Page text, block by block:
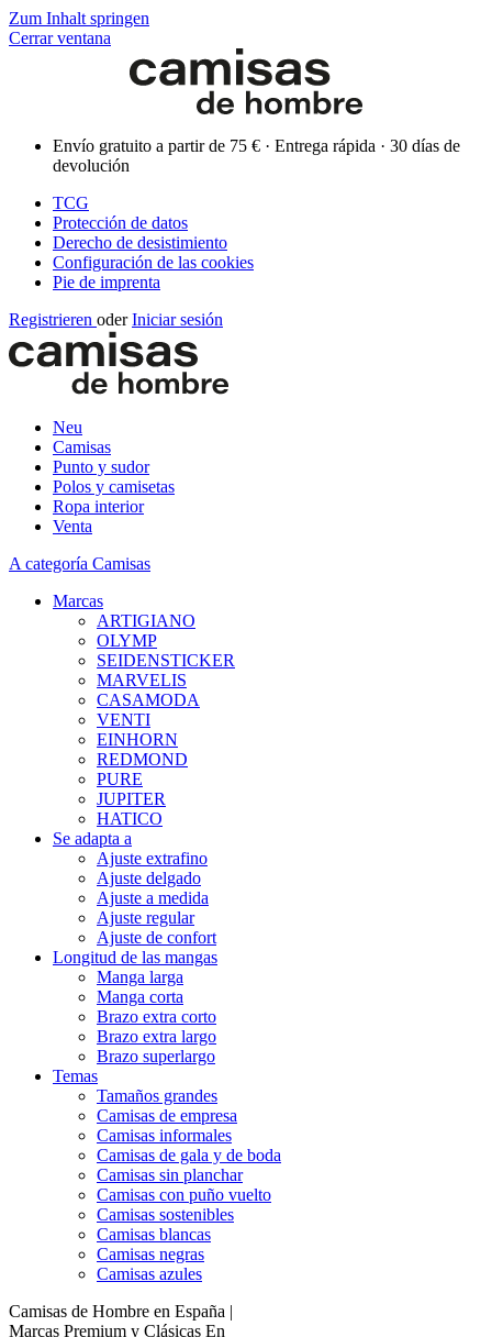
Zum Inhalt springen
Cerrar ventana
Envío gratuito a partir de 75 € · Entrega rápida · 30 días de
devolución
TCG
Protección de datos
Derecho de desistimiento
Configuración de las cookies
Pie de imprenta
Registrieren oder Iniciar sesión
Neu
Camisas
Punto y sudor
Polos y camisetas
Ropa interior
Venta
A categoría Camisas
Marcas
ARTIGIANO
OLYMP
SEIDENSTICKER
MARVELIS
CASAMODA
VENTI
EINHORN
REDMOND
PURE
JUPITER
HATICO
Se adapta a
Ajuste extrafino
Ajuste delgado
Ajuste a medida
Ajuste regular
Ajuste de confort
Longitud de las mangas
Manga larga
Manga corta
Brazo extra corto
Brazo extra largo
Brazo superlargo
Temas
Tamaños grandes
Camisas de empresa
Camisas informales
Camisas de gala y de boda
Camisas sin planchar
Camisas con puño vuelto
Camisas sostenibles
Camisas blancas
Camisas negras
Camisas azules
Camisas de Hombre en España |
Marcas Premium y Clásicas En